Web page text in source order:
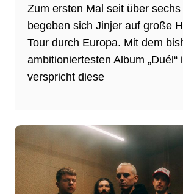
Zum ersten Mal seit über sechs
begeben sich Jinjer auf große
Tour durch Europa. Mit dem
ambitioniertesten Album „Duél“
verspricht diese